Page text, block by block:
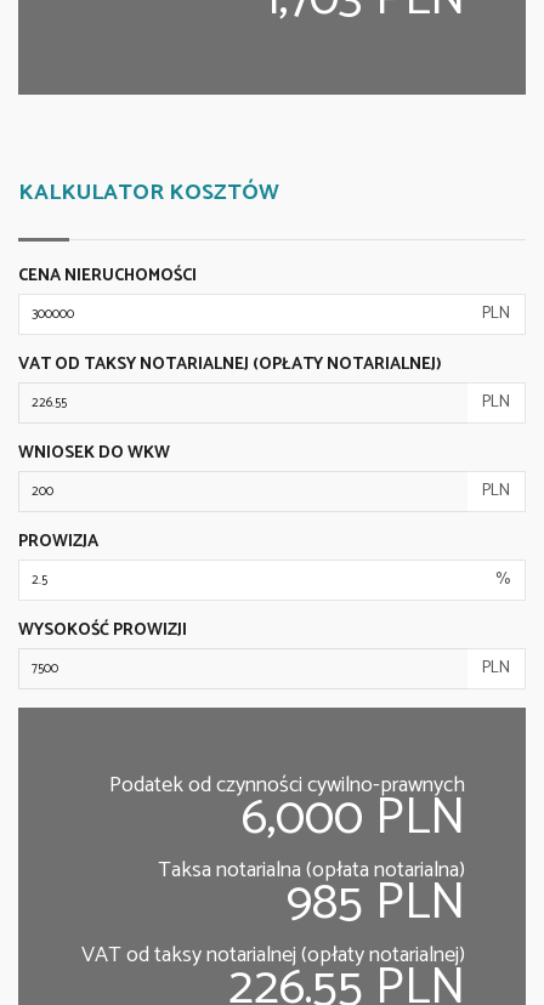
KALKULATOR KOSZTÓW
CENA NIERUCHOMOŚCI
PLN
VAT OD TAKSY NOTARIALNEJ (OPŁATY NOTARIALNEJ)
PLN
WNIOSEK DO WKW
PLN
PROWIZJA
%
WYSOKOŚĆ PROWIZJI
PLN
Podatek od czynności cywilno-prawnych
6,000 PLN
Taksa notarialna (opłata notarialna)
985 PLN
VAT od taksy notarialnej (opłaty notarialnej)